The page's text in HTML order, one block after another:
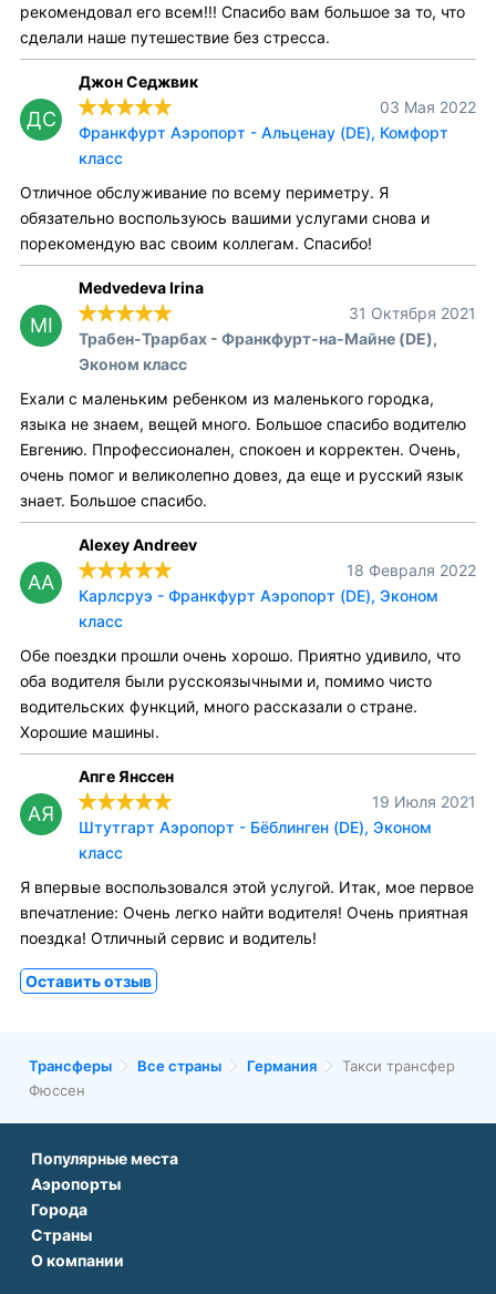
рекомендовал его всем!!! Спасибо вам большое за то, что
сделали наше путешествие без стресса.
ДС
Джон Седжвик
03 Мая 2022
Франкфурт Аэропорт - Альценау (DE), Комфорт
класс
Отличное обслуживание по всему периметру. Я
обязательно воспользуюсь вашими услугами снова и
порекомендую вас своим коллегам. Спасибо!
MI
Medvedeva Irina
31 Октября 2021
Трабен-Трарбах - Франкфурт-на-Майне (DE),
Эконом класс
Ехали с маленьким ребенком из маленького городка,
языка не знаем, вещей много. Большое спасибо водителю
Евгению. Ппрофессионален, спокоен и корректен. Очень,
очень помог и великолепно довез, да еще и русский язык
знает. Большое спасибо.
AA
Alexey Andreev
18 Февраля 2022
Карлсруэ - Франкфурт Аэропорт (DE), Эконом
класс
Обе поездки прошли очень хорошо. Приятно удивило, что
оба водителя были русскоязычными и, помимо чисто
водительских функций, много рассказали о стране.
Хорошие машины.
АЯ
Апге Янссен
19 Июля 2021
Штутгарт Аэропорт - Бёблинген (DE), Эконом
класс
Я впервые воспользовался этой услугой. Итак, мое первое
впечатление: Очень легко найти водителя! Очень приятная
поездка! Отличный сервис и водитель!
Оставить отзыв
Трансферы Все страны Германия
Такси трансфер
Фюссен
Популярные места
Аэропорт Подгорицы
Аэропорт Белграда
Аэропорт Дубая
Аэропорты
Аэропорт Антальи
Аэропорт Тбилиси
Города
Трансфер в Париже
Трансфер в Дубае
Страны
Трансфер во Франции
О компании